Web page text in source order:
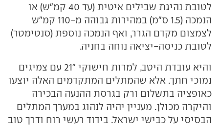
לטובת נהיגת שבילים איטית (עד 40 קמ"ש) או
הנמכה (1.5 ס"מ) במהירות גבוהה מ-110 קמ"ש
לצמצום מקדם הגרר, ואף הנמכה נוספת (סנטימטר)
לטובת כניסה-יציאה נוחה בחניה.
והיא עובדת היטב, למרות חישוקי "21 עם צמיגים
נמוכי חתך. אלא שהמתלים המתקדמים האלה יוצעו
כאופציה בתשלום ורק בגרסת ההנעה הבכירה
והיקרה מכולן. מעניין יהיה לנהוג במערך המתלים
הבסיסי על כבישי ישראל. בידוד רעשי רוח ודרך טוב